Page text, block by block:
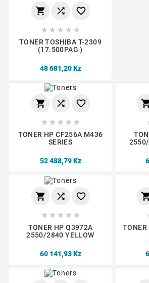
  
    
TONER TOSHIBA T-2309
(17.500PAG )
48 681,20 Kz
  
    
TONER HP CF256A M436
SERIES
52 488,79 Kz
  
    
TONER HP Q3972A
2550/2840 YELLOW
60 141,93 Kz